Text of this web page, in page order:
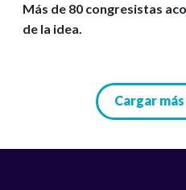
Más de 80 congresistas
de la idea.
Cargar